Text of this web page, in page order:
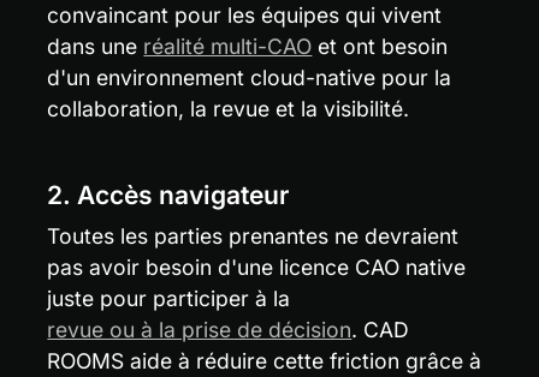
convaincant pour les équipes qui vivent
dans une réalité multi-CAO et ont besoin
d'un environnement cloud-native pour la
collaboration, la revue et la visibilité.
2. Accès navigateur
Toutes les parties prenantes ne devraient
pas avoir besoin d'une licence CAO native
juste pour participer à la
revue ou à la prise de décision. CAD
ROOMS aide à réduire cette friction grâce à